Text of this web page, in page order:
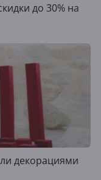
до 30% на
декорациями